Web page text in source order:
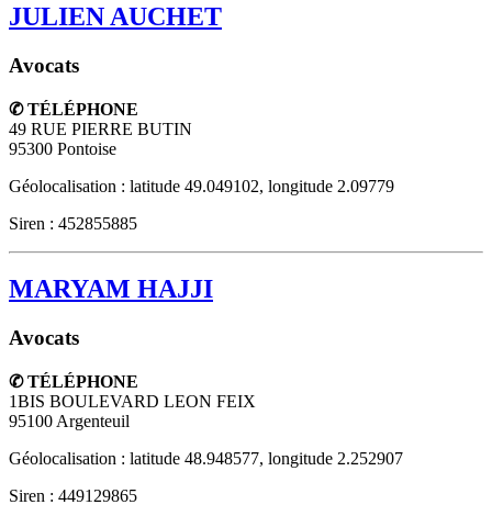
JULIEN AUCHET
Avocats
✆ TÉLÉPHONE
49 RUE PIERRE BUTIN
95300 Pontoise
Géolocalisation : latitude 49.049102, longitude 2.09779
Siren : 452855885
MARYAM HAJJI
Avocats
✆ TÉLÉPHONE
1BIS BOULEVARD LEON FEIX
95100 Argenteuil
Géolocalisation : latitude 48.948577, longitude 2.252907
Siren : 449129865